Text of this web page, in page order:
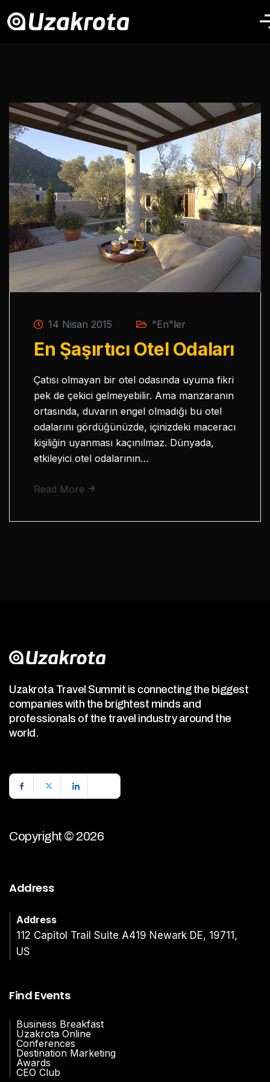
14 Nisan 2015 "En"ler
En Şaşırtıcı Otel Odaları
Çatısı olmayan bir otel odasında uyuma fikri
pek de çekici gelmeyebilir. Ama manzaranın
ortasında, duvarın engel olmadığı bu otel
odalarını gördüğünüzde, içinizdeki maceracı
kişiliğin uyanması kaçınılmaz. Dünyada,
etkileyici otel odalarının…
Read More
Uzakrota Travel Summit is connecting the biggest
companies with the brightest minds and
professionals of the travel industry around the
world.
Copyright © 2026
Address
Address
112 Capitol Trail Suite A419 Newark DE, 19711,
US
Find Events
Business Breakfast
Uzakrota Online
Conferences
Destination Marketing
Awards
CEO Club